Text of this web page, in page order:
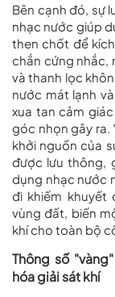
Bên cạnh đó, sự
nhạc nước giúp
then chốt để
chắn cứng nhắc,
và thanh lọc
nước mát lạnh
xua tan cảm
góc nhọn gây ra.
khởi nguồn của
được lưu thông,
dụng nhạc nước
đi khiếm khuyết
vùng đất, biến
khí cho toàn bộ
Thông số
hóa giải sát khí